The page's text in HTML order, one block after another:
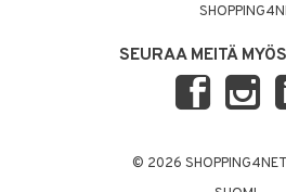
SEURAA MEITÄ
© 2026 SHOPPING4NET